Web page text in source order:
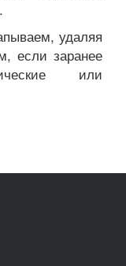
удаляя
если заранее
или